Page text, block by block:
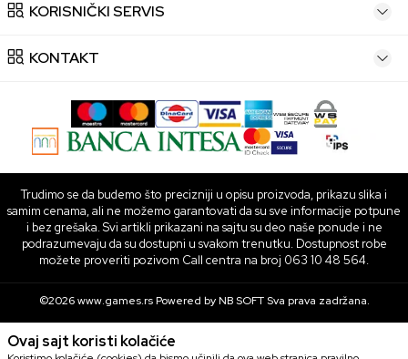
KORISNIČKI SERVIS
KONTAKT
Trudimo se da budemo što precizniji u opisu proizvoda, prikazu slika i
samim cenama, ali ne možemo garantovati da su sve informacije potpune
i bez grešaka. Svi artikli prikazani na sajtu su deo naše ponude i ne
podrazumevaju da su dostupni u svakom trenutku. Dostupnost robe
možete proveriti pozivom Call centra na broj 063 10 48 564.
©2026www.games.rs Powered byNB SOFTSva prava zadržana.
Ovaj sajt koristi kolačiće